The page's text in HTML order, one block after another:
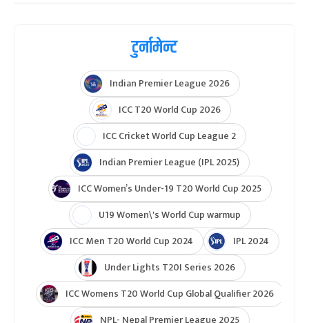
टुर्नामेन्ट
Indian Premier League 2026
ICC T20 World Cup 2026
ICC Cricket World Cup League 2
Indian Premier League (IPL 2025)
ICC Women’s Under-19 T20 World Cup 2025
U19 Women\'s World Cup warmup
ICC Men T20 World Cup 2024
IPL 2024
Under Lights T20I Series 2026
ICC Womens T20 World Cup Global Qualifier 2026
NPL- Nepal Premier League 2025